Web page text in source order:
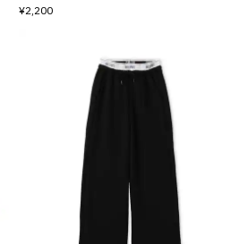
¥2,200